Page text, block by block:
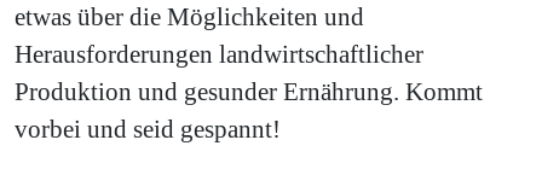
etwas über die Möglichkeiten und
Herausforderungen landwirtschaftlicher
Produktion und gesunder Ernährung. Kommt
vorbei und seid gespannt!